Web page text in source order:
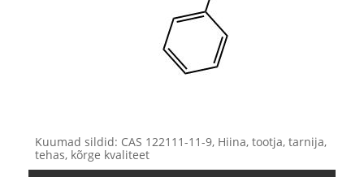
Kuumad sildid: CAS 122111-11-9, Hiina, tootja, tarnija,
tehas, kõrge kvaliteet